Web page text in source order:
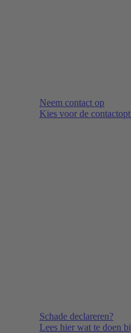
Neem contact op
Kies voor de
Schade declareren?
Lees hier wat te doen